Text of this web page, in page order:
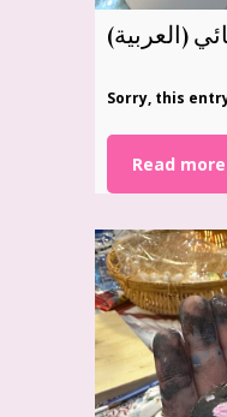
Read more